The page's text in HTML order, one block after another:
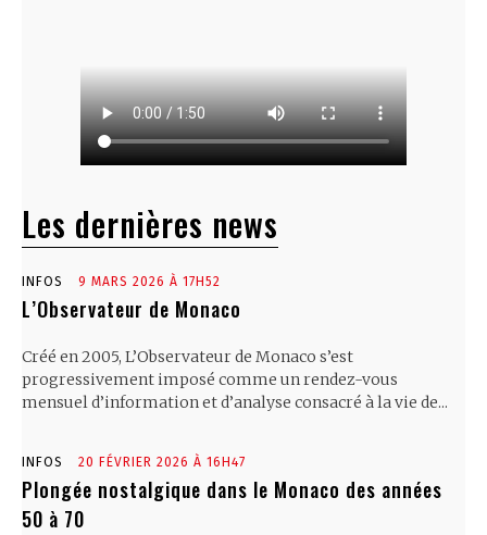
Les dernières news
INFOS 9 MARS 2026 À 17H52
L’Observateur de Monaco
Créé en 2005, L’Observateur de Monaco s’est
progressivement imposé comme un rendez-vous
mensuel d’information et d’analyse consacré à la vie de...
INFOS 20 FÉVRIER 2026 À 16H47
Plongée nostalgique dans le Monaco des années
50 à 70